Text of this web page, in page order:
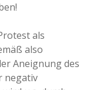
als
also
Aneignung des
negativ